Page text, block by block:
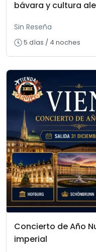
bávara y cultura
Sin Reseña
5 días / 4 noches
Concierto de Año
imperial